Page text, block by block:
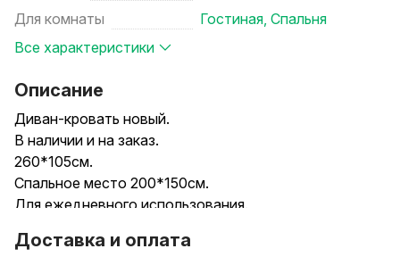
Для комнаты
Гостиная, Спальня
Все характеристики
Описание
Диван-кровать новый.
В наличии и на заказ.
260*105см.
Спальное место 200*150см.
Для ежедневного использования.
Механизм "тик так"
Доставка и оплата